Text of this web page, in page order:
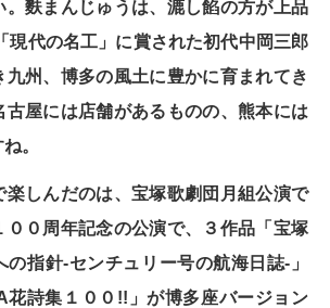
。麩まんじゅうは、漉し餡の方が上品
現代の名工」に賞された初代中岡三郎
九州、博多の風土に豊かに育まれてき
古屋には店舗があるものの、熊本には
。
楽しんだのは、宝塚歌劇団月組公演で
００周年記念の公演で、３作品「宝塚
指針‐センチュリー号の航海日誌‐」
花詩集１００!!」が博多座バージョン